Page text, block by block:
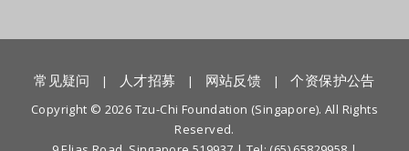
常见疑问 | 人才招募 | 网站反馈 | 个资保护公告
Copyright © 2026 Tzu-Chi Foundation (Singapore). All Rights
Reserved.